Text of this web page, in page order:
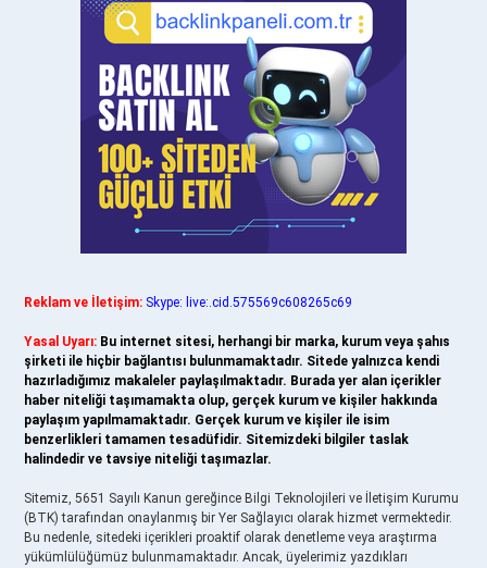
Reklam ve İletişim: Skype: live:.cid.575569c608265c69
Yasal Uyarı: Bu internet sitesi, herhangi bir marka, kurum veya şahıs
şirketi ile hiçbir bağlantısı bulunmamaktadır. Sitede yalnızca kendi
hazırladığımız makaleler paylaşılmaktadır. Burada yer alan içerikler
haber niteliği taşımamakta olup, gerçek kurum ve kişiler hakkında
paylaşım yapılmamaktadır. Gerçek kurum ve kişiler ile isim
benzerlikleri tamamen tesadüfidir. Sitemizdeki bilgiler taslak
halindedir ve tavsiye niteliği taşımazlar.
Sitemiz, 5651 Sayılı Kanun gereğince Bilgi Teknolojileri ve İletişim Kurumu
(BTK) tarafından onaylanmış bir Yer Sağlayıcı olarak hizmet vermektedir.
Bu nedenle, sitedeki içerikleri proaktif olarak denetleme veya araştırma
yükümlülüğümüz bulunmamaktadır. Ancak, üyelerimiz yazdıkları